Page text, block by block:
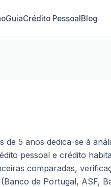
GuiaCrédito PessoalBlog
5 anos dedica-se à
pessoal e crédito
comparadas,
de Portugal, ASF,